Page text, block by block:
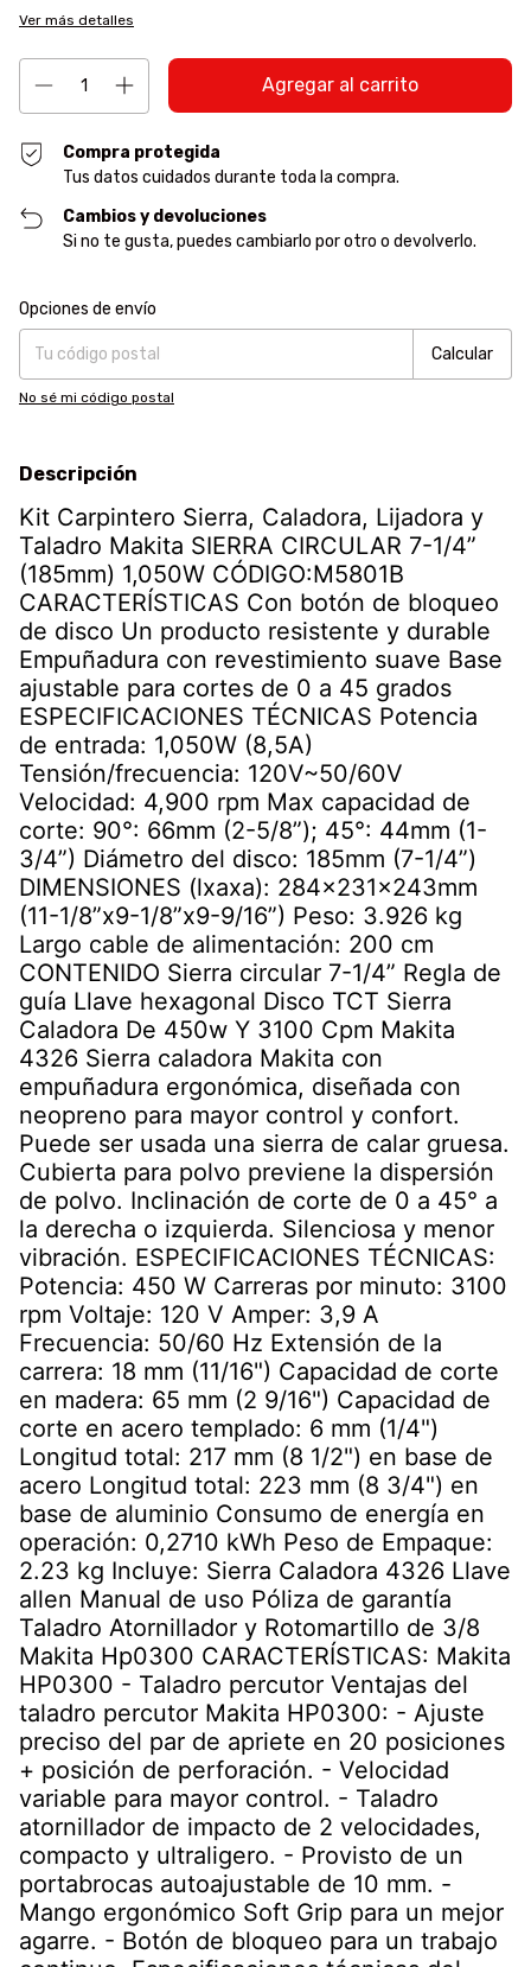
Ver más detalles
Compra protegida
Tus datos cuidados durante toda la compra.
Cambios y devoluciones
Si no te gusta, puedes cambiarlo por otro o devolverlo.
Entregas para el CP:
Opciones de envío
Calcular
No sé mi código postal
Descripción
Kit Carpintero Sierra, Caladora, Lijadora y
Taladro Makita SIERRA CIRCULAR 7-1/4”
(185mm) 1,050W CÓDIGO:M5801B
CARACTERÍSTICAS Con botón de bloqueo
de disco Un producto resistente y durable
Empuñadura con revestimiento suave Base
ajustable para cortes de 0 a 45 grados
ESPECIFICACIONES TÉCNICAS Potencia
de entrada: 1,050W (8,5A)
Tensión/frecuencia: 120V~50/60V
Velocidad: 4,900 rpm Max capacidad de
corte: 90°: 66mm (2-5/8”); 45°: 44mm (1-
3/4”) Diámetro del disco: 185mm (7-1/4”)
DIMENSIONES (lxaxa): 284x231x243mm
(11-1/8”x9-1/8”x9-9/16”) Peso: 3.926 kg
Largo cable de alimentación: 200 cm
CONTENIDO Sierra circular 7-1/4” Regla de
guía Llave hexagonal Disco TCT Sierra
Caladora De 450w Y 3100 Cpm Makita
4326 Sierra caladora Makita con
empuñadura ergonómica, diseñada con
neopreno para mayor control y confort.
Puede ser usada una sierra de calar gruesa.
Cubierta para polvo previene la dispersión
de polvo. Inclinación de corte de 0 a 45° a
la derecha o izquierda. Silenciosa y menor
vibración. ESPECIFICACIONES TÉCNICAS:
Potencia: 450 W Carreras por minuto: 3100
rpm Voltaje: 120 V Amper: 3,9 A
Frecuencia: 50/60 Hz Extensión de la
carrera: 18 mm (11/16") Capacidad de corte
en madera: 65 mm (2 9/16") Capacidad de
corte en acero templado: 6 mm (1/4")
Longitud total: 217 mm (8 1/2") en base de
acero Longitud total: 223 mm (8 3/4") en
base de aluminio Consumo de energía en
operación: 0,2710 kWh Peso de Empaque:
2.23 kg Incluye: Sierra Caladora 4326 Llave
allen Manual de uso Póliza de garantía
Taladro Atornillador y Rotomartillo de 3/8
Makita Hp0300 CARACTERÍSTICAS: Makita
HP0300 - Taladro percutor Ventajas del
taladro percutor Makita HP0300: - Ajuste
preciso del par de apriete en 20 posiciones
+ posición de perforación. - Velocidad
variable para mayor control. - Taladro
atornillador de impacto de 2 velocidades,
compacto y ultraligero. - Provisto de un
portabrocas autoajustable de 10 mm. -
Mango ergonómico Soft Grip para un mejor
agarre. - Botón de bloqueo para un trabajo